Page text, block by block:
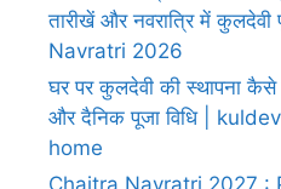
तारीखें और नवरात्रि में
Navratri 2026
घर पर कुलदेवी की स्थापना कैसे
और दैनिक पूजा विधि |
home